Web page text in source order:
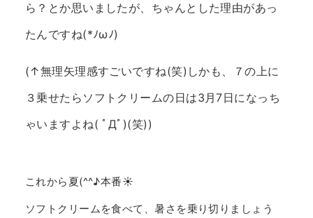
ら？とか思いましたが、ちゃんとした理由があっ
たんですね(*ﾉωﾉ)
(↑無理矢理感すごいですね(笑)しかも、７の上に
３乗せたらソフトクリームの日は3月7日になっち
ゃいますよね( ﾟДﾟ)(笑))
これから夏(^^♪本番☀
ソフトクリームを食べて、暑さを乗り切りましょう